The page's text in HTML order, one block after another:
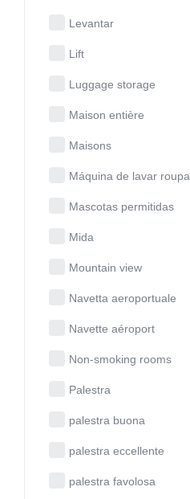
Levantar
Lift
Luggage storage
Maison entière
Maisons
Máquina de lavar roupa
Mascotas permitidas
Mida
Mountain view
Navetta aeroportuale
Navette aéroport
Non-smoking rooms
Palestra
palestra buona
palestra eccellente
palestra favolosa